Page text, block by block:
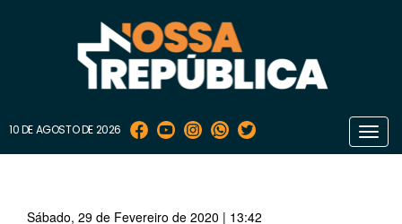
10 DE AGOSTO DE 2026
Sábado, 29 de Fevereiro de 2020 | 13:42